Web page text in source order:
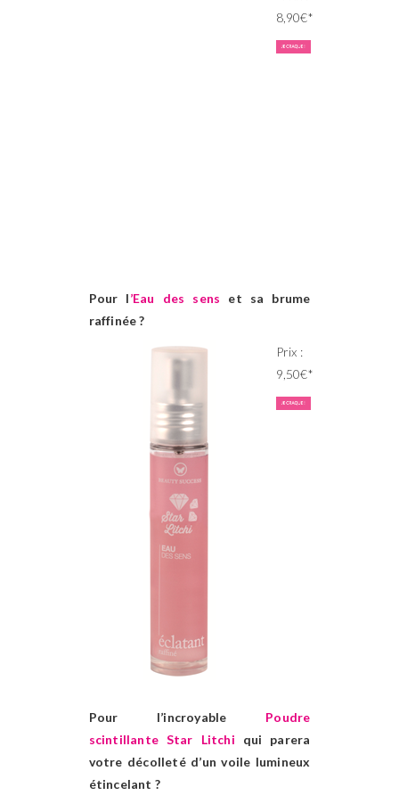
8,90€*
Pour l’Eau des sens et sa brume
raffinée ?
Prix :
9,50€*
Pour l’incroyable Poudre
scintillante Star Litchi qui parera
votre décolleté d’un voile lumineux
étincelant ?